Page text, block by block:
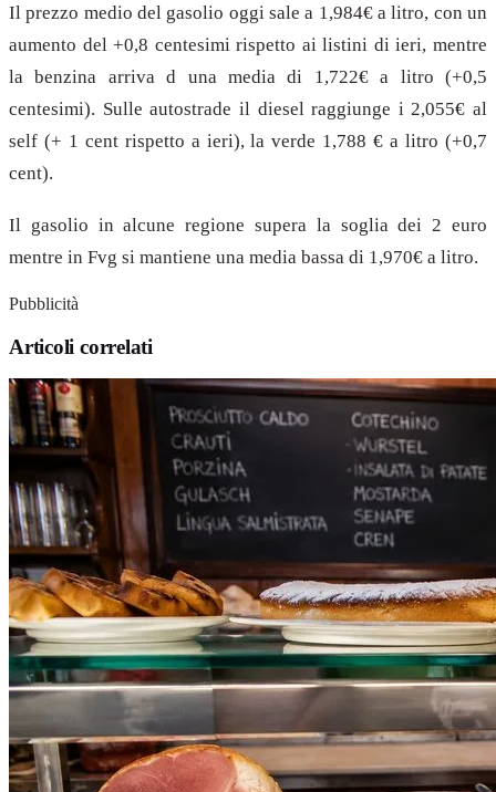
Il prezzo medio del gasolio oggi sale a 1,984€ a litro, con un
aumento del +0,8 centesimi rispetto ai listini di ieri, mentre
la benzina arriva d una media di 1,722€ a litro (+0,5
centesimi). Sulle autostrade il diesel raggiunge i 2,055€ al
self (+ 1 cent rispetto a ieri), la verde 1,788 € a litro (+0,7
cent).
Il gasolio in alcune regione supera la soglia dei 2 euro
mentre in Fvg si mantiene una media bassa di 1,970€ a litro.
Pubblicità
Articoli correlati